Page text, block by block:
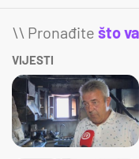
\\ Pronađite što
VIJESTI